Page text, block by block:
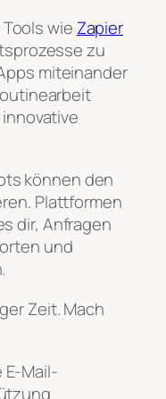
Tools wie Zapier
zu
miteinander
können den
Plattformen
dir, Anfragen
und
Zeit. Mach
E-Mail-